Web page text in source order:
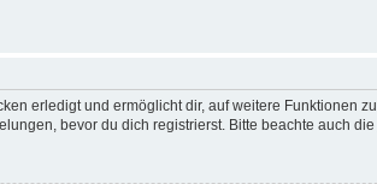
erledigt und ermöglicht dir, auf weitere Funktionen
bevor du dich registrierst. Bitte beachte auch